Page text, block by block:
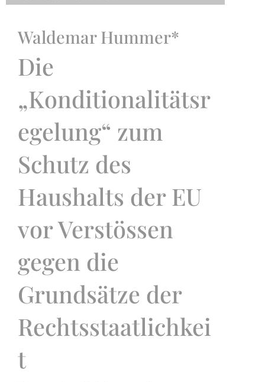
Waldemar Hummer*
Die
„Konditionalitätsr
egelung“ zum
Schutz des
Haushalts der EU
vor Verstössen
gegen die
Grundsätze der
Rechtsstaatlichkei
t